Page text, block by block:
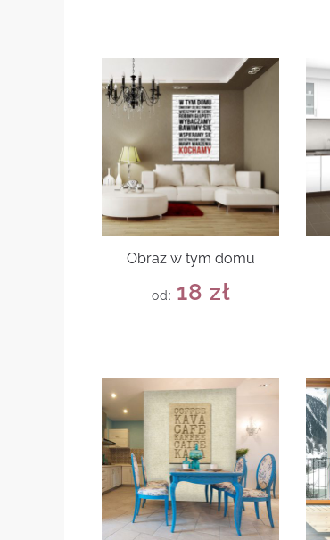
Obraz w tym domu
od: 18 zł